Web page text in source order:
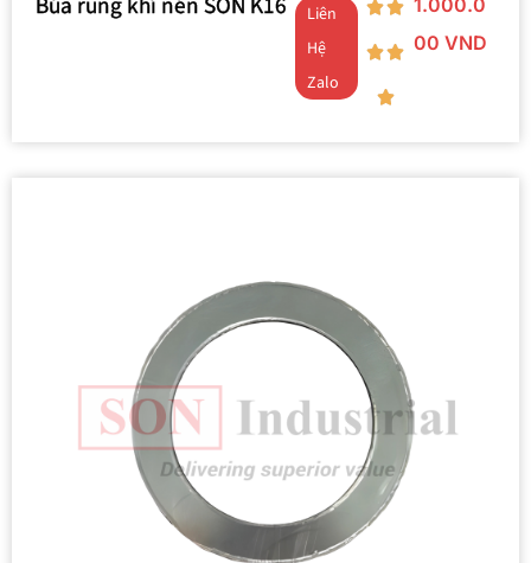
Liên
Hệ
Zalo
1.000.0
00 VND